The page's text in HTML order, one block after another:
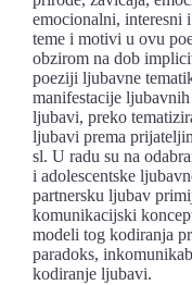
emocionalni, interesni
teme i motivi u ovu
obzirom na dob
poeziji ljubavne
manifestacije
ljubavi, preko
ljubavi prema
sl. U radu su na
i adolescentske
partnersku ljubav
komunikacijski
modeli tog kodiranja
paradoks,
kodiranje ljubavi.